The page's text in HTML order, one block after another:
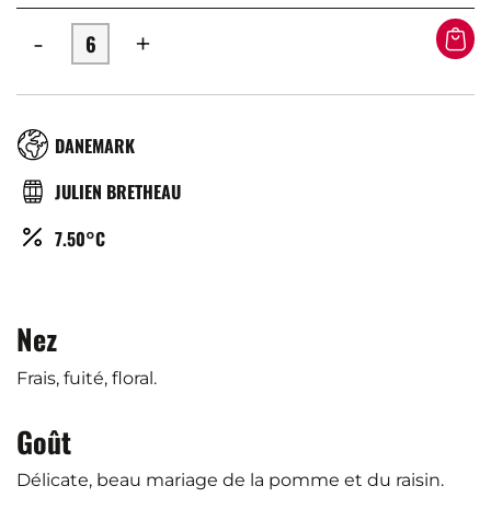
- +
RÉGION
DANEMARK
BRASSERIE
JULIEN BRETHEAU
ALCOOL
7.50°C
Nez
Frais, fuité, floral.
Goût
Délicate, beau mariage de la pomme et du raisin.